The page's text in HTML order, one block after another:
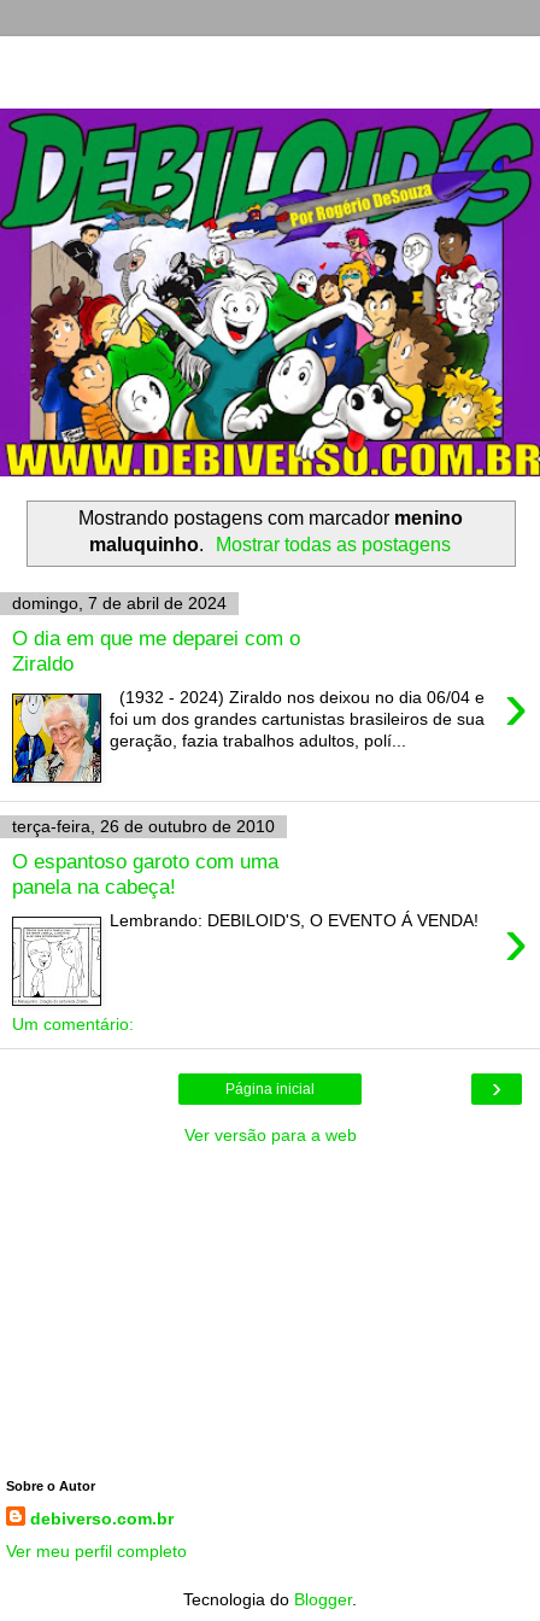
Mostrando postagens com marcador menino
maluquinho. Mostrar todas as postagens
domingo, 7 de abril de 2024
O dia em que me deparei com o
Ziraldo
›
(1932 - 2024) Ziraldo nos deixou no dia 06/04 e
foi um dos grandes cartunistas brasileiros de sua
geração, fazia trabalhos adultos, polí...
terça-feira, 26 de outubro de 2010
O espantoso garoto com uma
panela na cabeça!
›
Lembrando: DEBILOID'S, O EVENTO Á VENDA!
Um comentário:
›
Página inicial
Ver versão para a web
Sobre o Autor
debiverso.com.br
Ver meu perfil completo
Tecnologia do Blogger.